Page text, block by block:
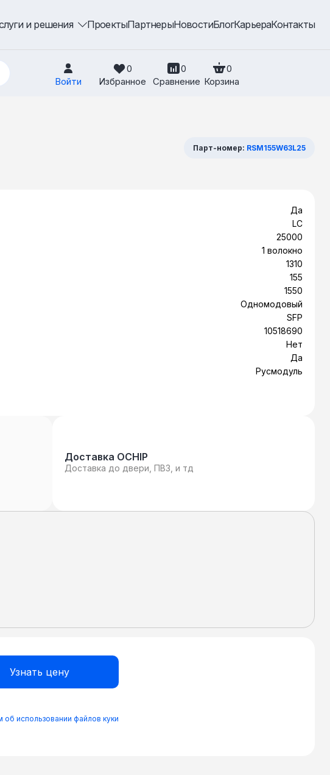
и решения ПроектыПартнерыНовостиБлогКарьераКонтакты
Войти
0
Избранное
0
Сравнение
0
Корзина
Парт-номер: RSM155W63L25
Да
LC
25000
1 волокно
1310
155
1550
Одномодовый
SFP
10518690
Нет
Да
Русмодуль
Доставка OCHIP
Доставка до двери, ПВЗ, и тд
использовании файлов куки